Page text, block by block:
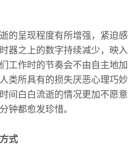
的呈现程度有所增强，紧迫感
器之上的数字持续减少，映入
工作时的节奏会不由自主地加
类所具有的损失厌恶心理巧妙
间白白流逝的情况更加不愿意
钟都愈发珍惜。
式